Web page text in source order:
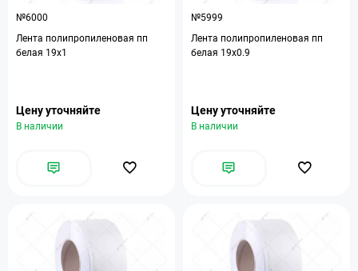
№6000
Лента полипропиленовая пп
белая 19х1
Цену уточняйте
В наличии
№5999
Лента полипропиленовая пп
белая 19х0.9
Цену уточняйте
В наличии